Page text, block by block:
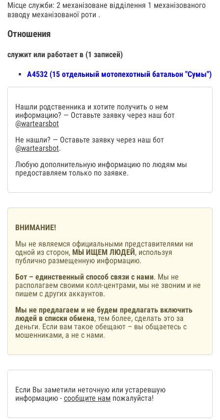
Місце служби: 2 механізоване відділення 1 механізованого
взводу механізованої роти .
Отношения
служит или работает в (1 записей)
А4532 (15 отдельный мотопехотный батальон "Сумы")
Нашли родственника и хотите получить о нем
информацию? — Оставьте заявку через наш бот
@wartearsbot
Не нашли? — Оставьте заявку через наш бот
@wartearsbot.
Любую дополнительную информацию по людям мы
предоставляем только по заявке.
ВНИМАНИЕ!
Мы не являемся официальными представителями ни
одной из сторон, МЫ ИЩЕМ ЛЮДЕЙ, используя
публично размещенную информацию.
Бот – единственный способ связи с нами. Мы не
располагаем своими колл-центрами, мы не звоним и не
пишем с других аккаунтов.
Мы не предлагаем и не будем предлагать включить
людей в списки обмена, тем более, сделать это за
деньги. Если вам такое обещают – вы общаетесь с
мошенниками, а не с нами.
Если Вы заметили неточную или устаревшую
информацию - сообщите нам пожалуйста!